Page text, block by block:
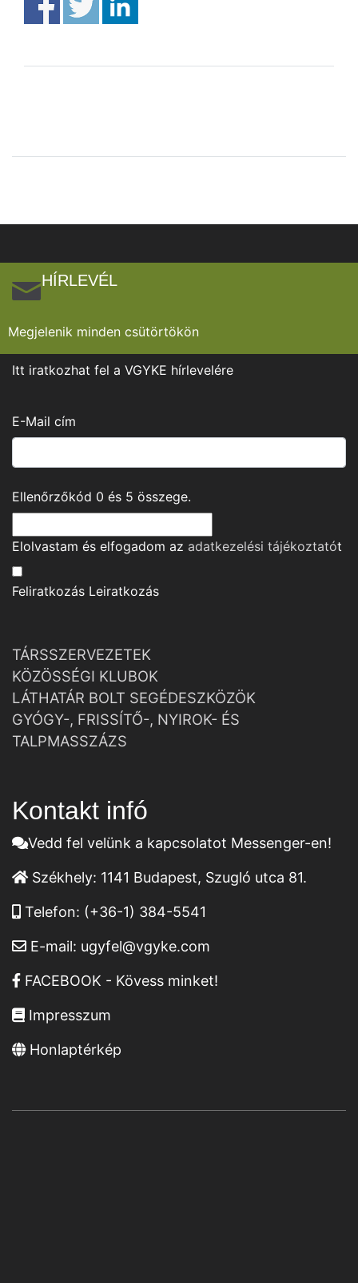
HÍRLEVÉL
Megjelenik minden csütörtökön
Itt iratkozhat fel a VGYKE hírlevelére
E-Mail cím
Ellenőrzőkód 0 és 5 összege.
Elolvastam és elfogadom az adatkezelési tájékoztatót
Feliratkozás Leiratkozás
TÁRSSZERVEZETEK
KÖZÖSSÉGI KLUBOK
LÁTHATÁR BOLT SEGÉDESZKÖZÖK
GYÓGY-, FRISSÍTŐ-, NYIROK- ÉS
TALPMASSZÁZS
Kontakt infó
Vedd fel velünk a kapcsolatot Messenger-en!
Székhely: 1141 Budapest, Szugló utca 81.
Telefon: (+36-1) 384-5541
E-mail: ugyfel@vgyke.com
FACEBOOK - Kövess minket!
Impresszum
Honlaptérkép